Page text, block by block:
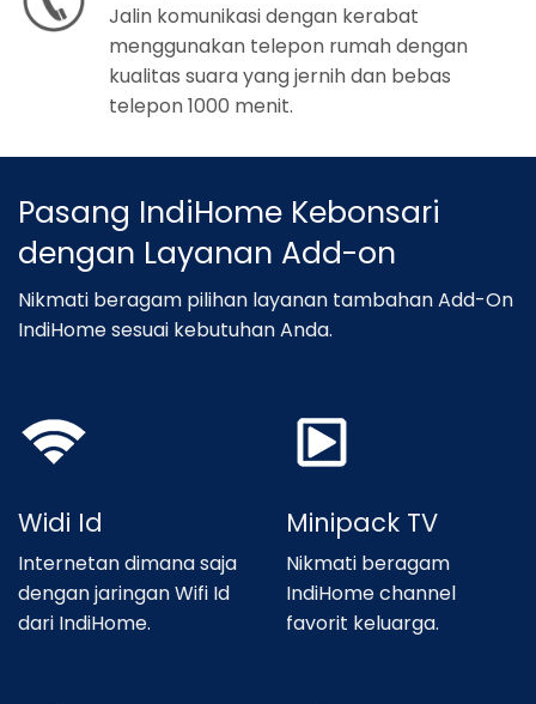
Jalin komunikasi dengan kerabat
menggunakan telepon rumah dengan
kualitas suara yang jernih dan bebas
telepon 1000 menit.
Pasang IndiHome Kebonsari
dengan Layanan Add-on
Nikmati beragam pilihan layanan tambahan Add-On
IndiHome sesuai kebutuhan Anda.
Widi Id
Internetan dimana saja
dengan jaringan Wifi Id
dari IndiHome.
Minipack TV
Nikmati beragam
IndiHome channel
favorit keluarga.